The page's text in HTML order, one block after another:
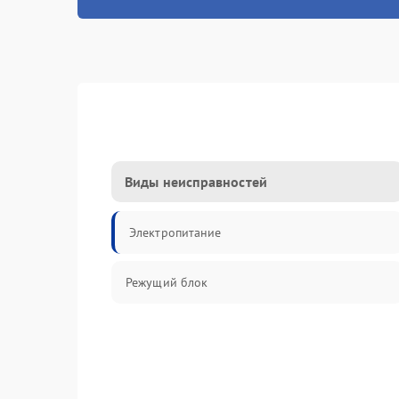
Виды неисправностей
Электропитание
Режущий блок